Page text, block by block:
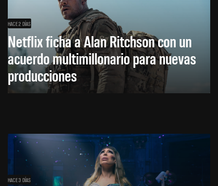
HACE 2 DÍAS
Netflix ficha a Alan Ritchson con un
acuerdo multimillonario para nuevas
producciones
HACE 3 DÍAS